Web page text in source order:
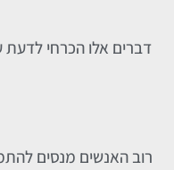
דברים אלו הכרחי
רוב האנשים מנסים